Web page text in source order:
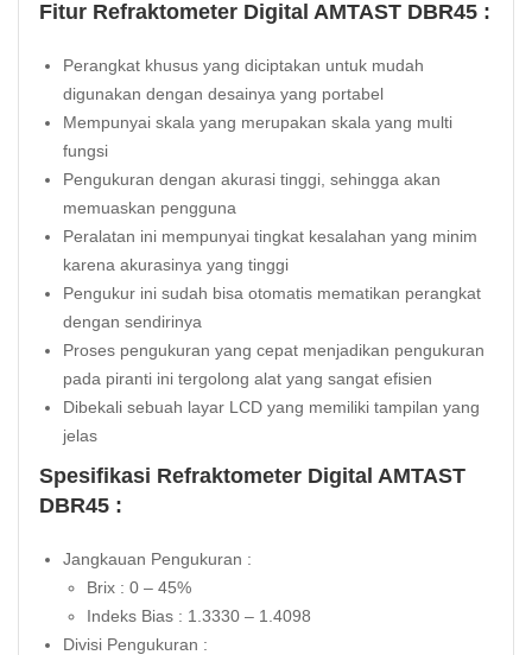
Fitur Refraktometer Digital AMTAST DBR45 :
Perangkat khusus yang diciptakan untuk mudah
digunakan dengan desainya yang portabel
Mempunyai skala yang merupakan skala yang multi
fungsi
Pengukuran dengan akurasi tinggi, sehingga akan
memuaskan pengguna
Peralatan ini mempunyai tingkat kesalahan yang minim
karena akurasinya yang tinggi
Pengukur ini sudah bisa otomatis mematikan perangkat
dengan sendirinya
Proses pengukuran yang cepat menjadikan pengukuran
pada piranti ini tergolong alat yang sangat efisien
Dibekali sebuah layar LCD yang memiliki tampilan yang
jelas
Spesifikasi Refraktometer Digital AMTAST
DBR45 :
Jangkauan Pengukuran :
Brix : 0 – 45%
Indeks Bias : 1.3330 – 1.4098
Divisi Pengukuran :